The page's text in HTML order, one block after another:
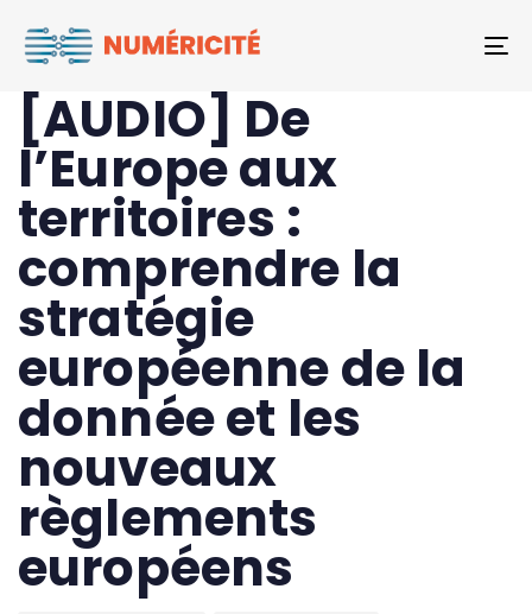
IN:
DATA
[AUDIO] De
l’Europe aux
territoires :
comprendre la
stratégie
européenne de la
donnée et les
nouveaux
règlements
européens
on: